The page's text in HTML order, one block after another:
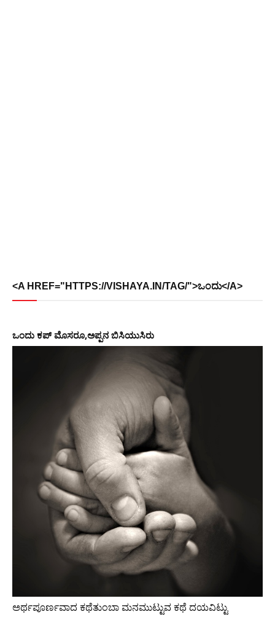
<A HREF="HTTPS://VISHAYA.IN/TAG/">ಒಂದು</A>
ಒಂದು ಕಪ್ ಮೊಸರೂ,ಅಪ್ಪನ ಬಿಸಿಯುಸಿರು
ಅರ್ಥಪೂರ್ಣವಾದ ಕಥೆತುಂಬಾ ಮನಮುಟ್ಟುವ ಕಥೆ ದಯವಿಟ್ಟು